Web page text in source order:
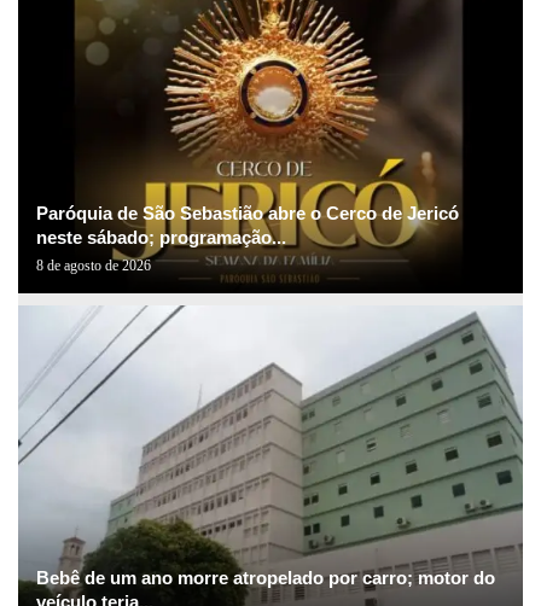
Paróquia de São Sebastião abre o Cerco de Jericó
neste sábado; programação...
8 de agosto de 2026
Bebê de um ano morre atropelado por carro; motor do